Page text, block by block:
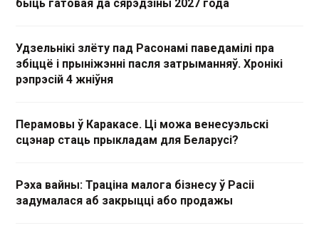
быць гатовая да сярэдзіны 2027 года
Удзельнікі злёту пад Расонамі паведамілі пра
збіццё і прыніжэнні пасля затрыманняў. Хронікі
рэпрэсій 4 жніўня
Перамовы ў Каракасе. Ці можа венесуэльскі
сцэнар стаць прыкладам для Беларусі?
Рэха вайны: Траціна малога бізнесу ў Расіі
задумалася аб закрыцці або продажы